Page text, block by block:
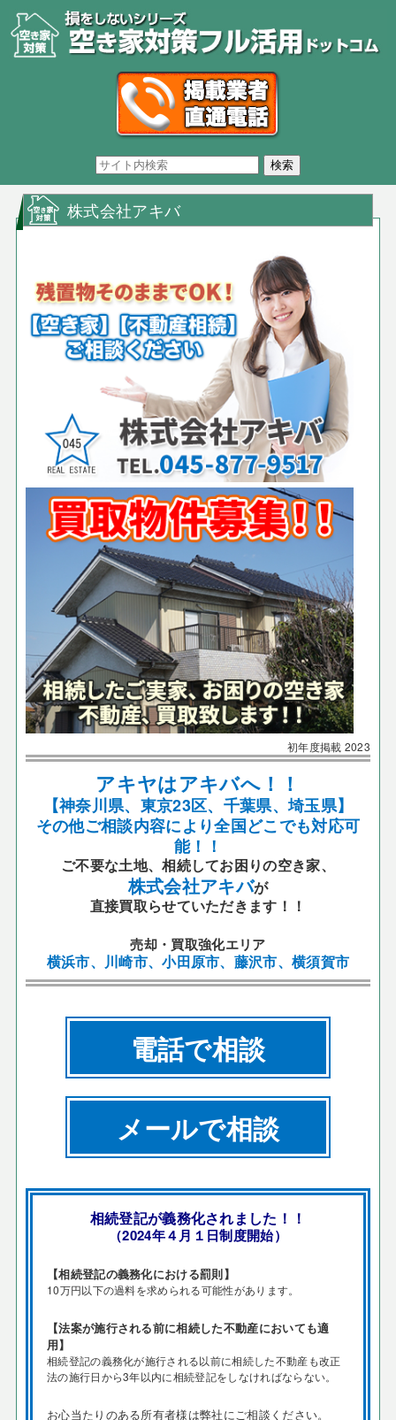
株式会社アキバ
初年度掲載 2023
アキヤはアキバへ！！
【神奈川県、東京23区、千葉県、埼玉県】
その他ご相談内容により全国どこでも対応可
能！！
ご不要な土地、相続してお困りの空き家、
株式会社アキバが
直接買取らせていただきます！！
売却・買取強化エリア
横浜市、川崎市、小田原市、藤沢市、横須賀市
電話で相談
メールで相談
相続登記が義務化されました！！
（2024年４月１日制度開始）
【相続登記の義務化における罰則】
10万円以下の過料を求められる可能性があります。
【法案が施行される前に相続した不動産においても適
用】
相続登記の義務化が施行される以前に相続した不動産も改正
法の施行日から3年以内に相続登記をしなければならない。
お心当たりのある所有者様は弊社にご相談ください。